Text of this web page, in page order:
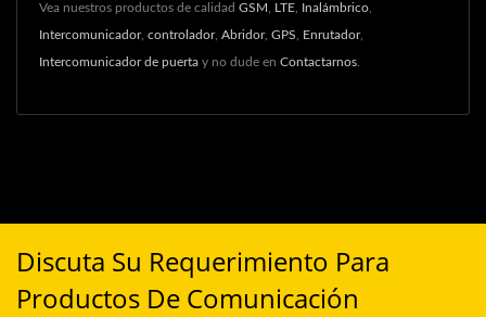
Vea nuestros productos de calidad GSM LTE Inalámbrico
Intercomunicador, controlador, Abridor, GPS Enrutador,
Intercomunicador de puerta y no dude en Contactarnos
Discuta Su Requerimiento Para
Productos De Comunicación